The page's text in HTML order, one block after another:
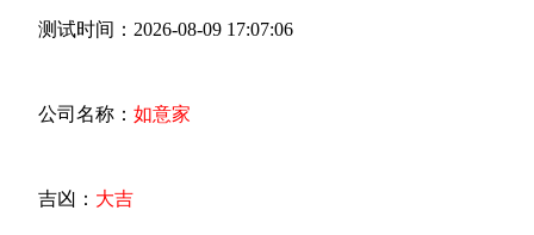
测试时间：2026-08-09 17:07:06
公司名称： 如意家
吉凶： 大吉